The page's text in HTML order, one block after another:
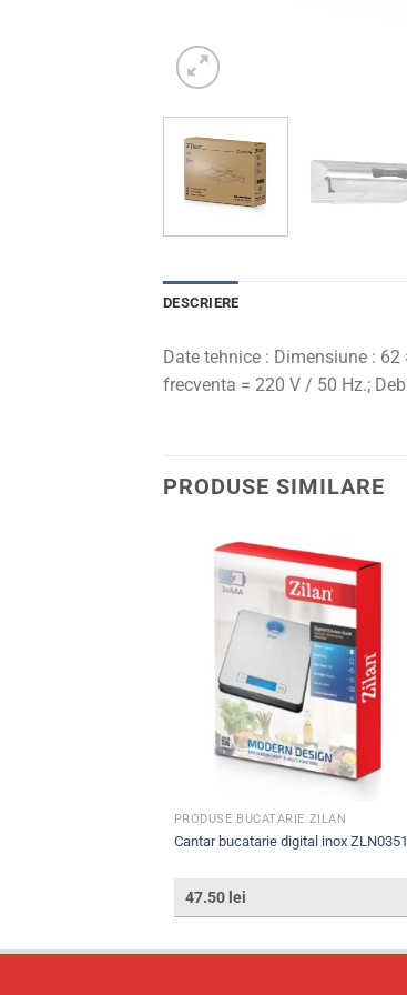
DESCRIERE
Date tehnice : Dimensiune :
frecventa = 220 V / 50 Hz.;
PRODUSE SIMILARE
PRODUSE BUCATARIE ZILAN
Cantar bucatarie digital inox ZLN0351
47.50 lei